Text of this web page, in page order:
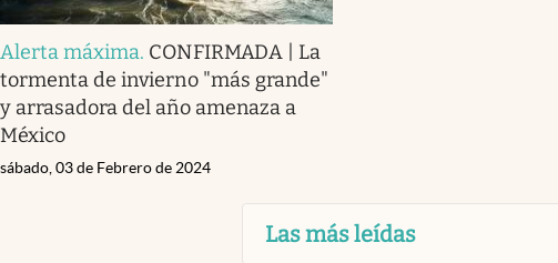
Alerta máxima. CONFIRMADA | La
tormenta de invierno "más grande"
y arrasadora del año amenaza a
México
sábado, 03 de Febrero de 2024
Las más leídas